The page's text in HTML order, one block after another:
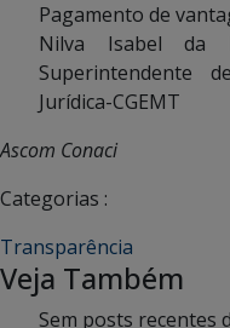
Pagamento de
Nilva Isabel da
Superintendente
Jurídica-CGEMT
Ascom Conaci
Categorias :
Transparência
Veja Também
Sem posts recentes